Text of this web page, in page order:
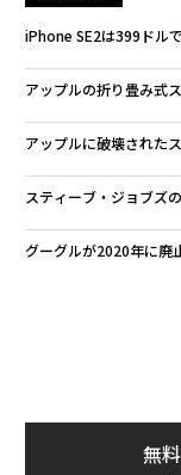
iPhone SE2は399ドル
アップルの折り畳み式
アップルに破壊された
スティーブ・ジョブズ
グーグルが2020年に廃
無